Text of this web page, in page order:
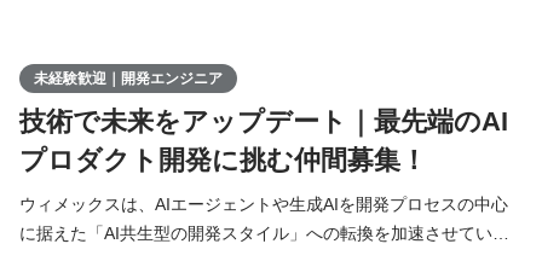
未経験歓迎｜開発エンジニア
技術で未来をアップデート｜最先端のAI
プロダクト開発に挑む仲間募集！
ウィメックスは、AIエージェントや生成AIを開発プロセスの中心
に据えた「AI共生型の開発スタイル」への転換を加速させていま